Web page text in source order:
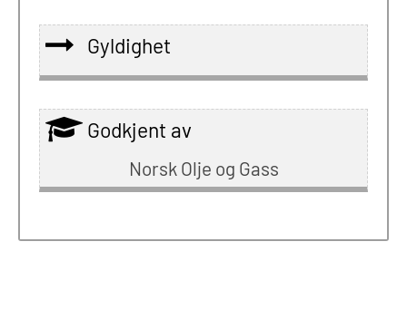
Gyldighet
Godkjent av
Norsk Olje og Gass